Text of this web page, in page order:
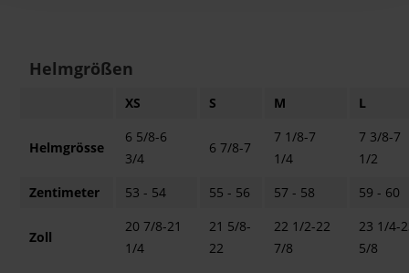
Helmgrößen
XS S M L
Helmgrösse
6 5/8-6
3/4
6 7/8-7
7 1/8-7
1/4
7 3/8-7
1/2
Zentimeter
53 - 54 55 - 56 57 - 58 59 - 60
Zoll
20 7/8-21
1/4
21 5/8-
22
22 1/2-22
7/8
23 1/4-
5/8